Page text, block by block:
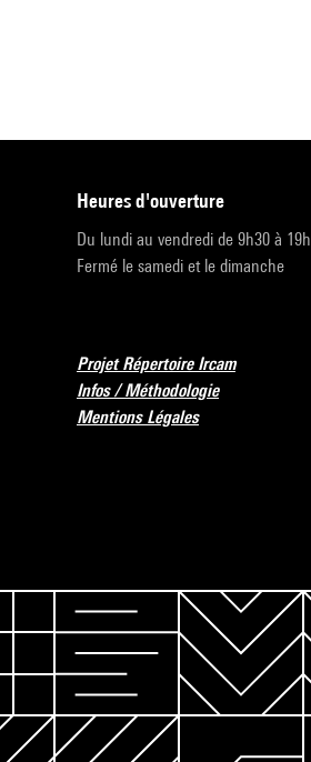
heures d'ouverture
Du lundi au vendredi de 9h30 à 19h
Fermé le samedi et le dimanche
Projet Répertoire Ircam
Infos / Méthodologie
Mentions Légales